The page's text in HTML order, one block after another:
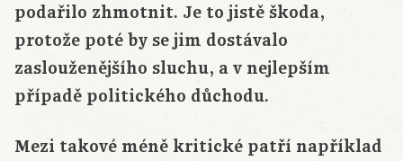
podařilo zhmotnit. Je to jistě škoda,
protože poté by se jim dostávalo
zaslouženějšího sluchu, a v nejlepším
případě politického důchodu.
Mezi takové méně kritické patří například